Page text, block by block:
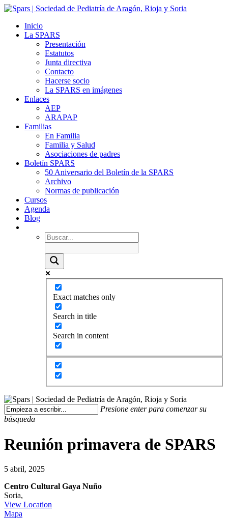
Inicio
La SPARS
Presentación
Estatutos
Junta directiva
Contacto
Hacerse socio
La SPARS en imágenes
Enlaces
AEP
ARAPAP
Familias
En Familia
Familia y Salud
Asociaciones de padres
Boletín SPARS
50 Aniversario del Boletín de la SPARS
Archivo
Normas de publicación
Cursos
Agenda
Blog
Exact matches only
Search in title
Search in content
Presione enter para comenzar su
búsqueda
Reunión primavera de SPARS
Reunión
de
SPARS
5 abril, 2025
Centro Cultural Gaya Nuño
Soria,
View Location
Mapa